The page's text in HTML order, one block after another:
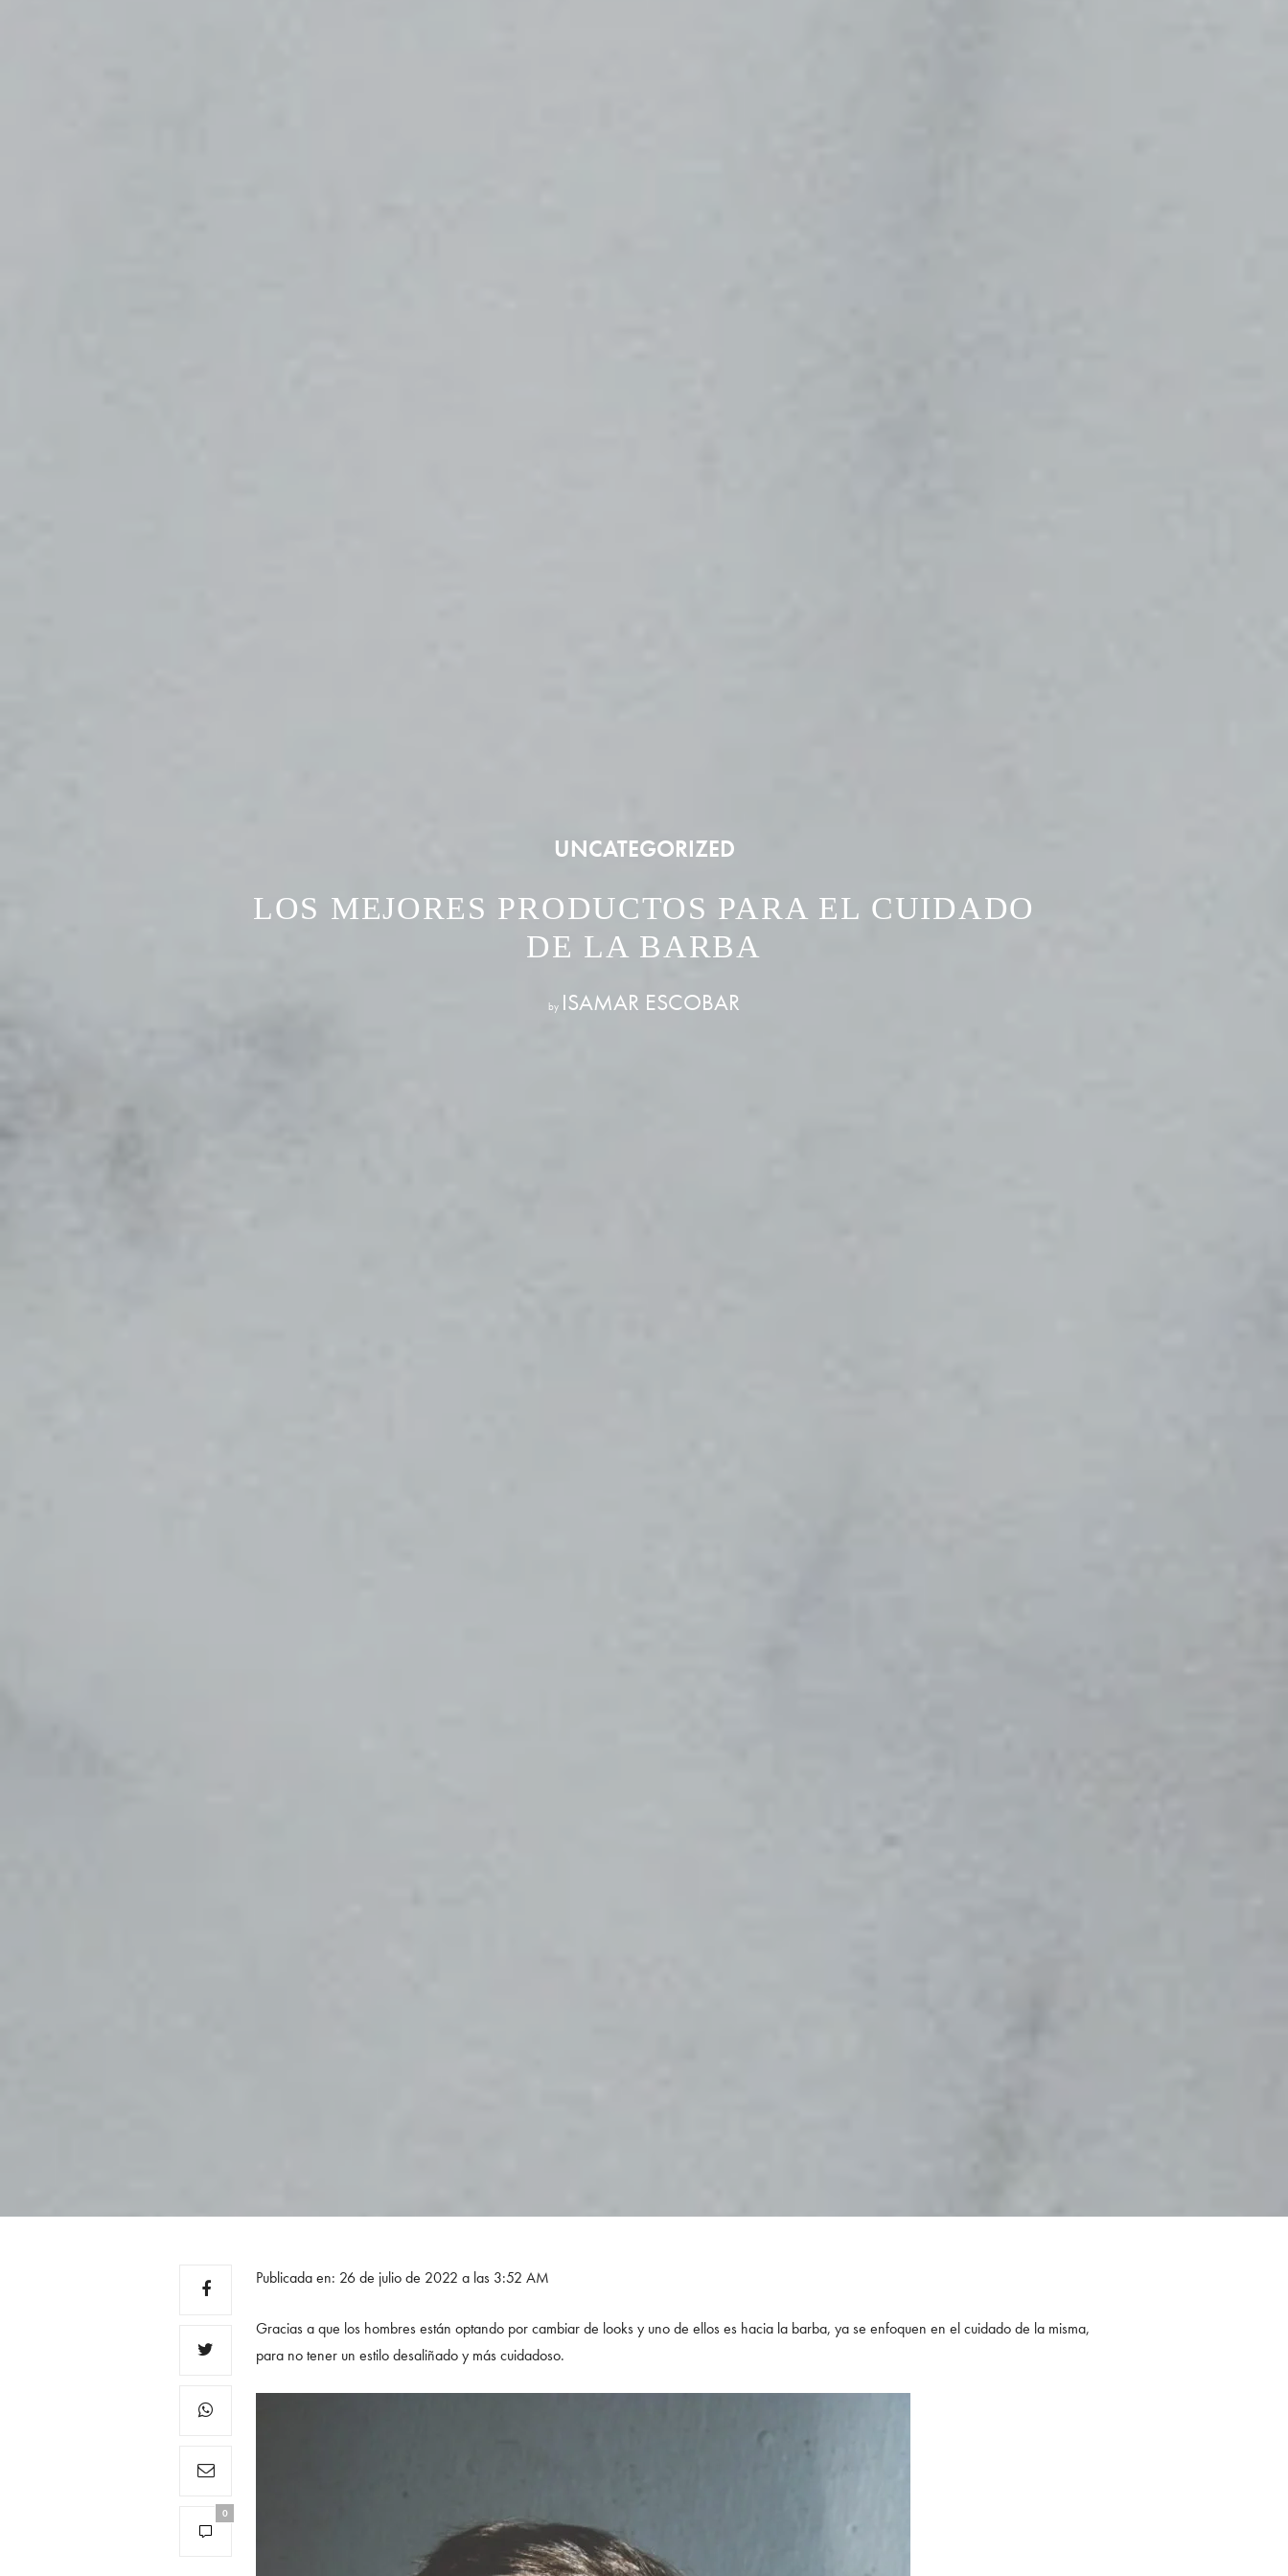
UNCATEGORIZED
LOS MEJORES PRODUCTOS PARA EL CUIDADO
DE LA BARBA
by ISAMAR ESCOBAR
0
Publicada en: 26 de julio de 2022 a las 3:52 AM
Gracias a que los hombres están optando por cambiar de looks y uno de ellos es hacia la barba, ya se enfoquen en el cuidado de la misma,
para no tener un estilo desaliñado y más cuidadoso.